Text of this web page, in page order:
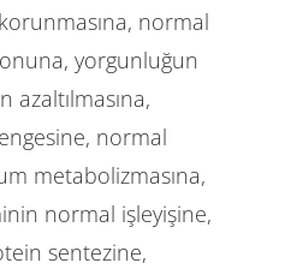
normal
yorgunluğun
azaltılmasına,
normal
metabolizmasına,
normal işleyişine,
sentezine,